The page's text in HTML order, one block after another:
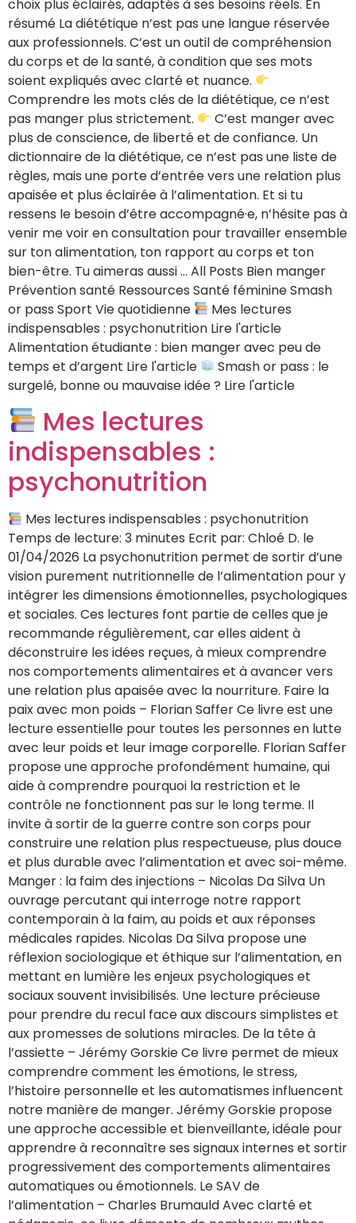
choix plus éclairés, adaptés à ses besoins réels. En
résumé La diététique n’est pas une langue réservée
aux professionnels. C’est un outil de compréhension
du corps et de la santé, à condition que ses mots
soient expliqués avec clarté et nuance.
Comprendre les mots clés de la diététique, ce n’est
pas manger plus strictement.
C’est manger avec
plus de conscience, de liberté et de confiance. Un
dictionnaire de la diététique, ce n’est pas une liste de
règles, mais une porte d’entrée vers une relation plus
apaisée et plus éclairée à l’alimentation. Et si tu
ressens le besoin d’être accompagné·e, n’hésite pas à
venir me voir en consultation pour travailler ensemble
sur ton alimentation, ton rapport au corps et ton
bien-être. Tu aimeras aussi … All Posts Bien manger
Prévention santé Ressources Santé féminine Smash
or pass Sport Vie quotidienne
Mes lectures
indispensables : psychonutrition Lire l'article
Alimentation étudiante : bien manger avec peu de
temps et d’argent Lire l'article
Smash or pass : le
surgelé, bonne ou mauvaise idée ? Lire l'article
Mes lectures
indispensables :
psychonutrition
Mes lectures indispensables : psychonutrition
Temps de lecture: 3 minutes Ecrit par: Chloé D. le
01/04/2026 La psychonutrition permet de sortir d’une
vision purement nutritionnelle de l’alimentation pour y
intégrer les dimensions émotionnelles, psychologiques
et sociales. Ces lectures font partie de celles que je
recommande régulièrement, car elles aident à
déconstruire les idées reçues, à mieux comprendre
nos comportements alimentaires et à avancer vers
une relation plus apaisée avec la nourriture. Faire la
paix avec mon poids – Florian Saffer Ce livre est une
lecture essentielle pour toutes les personnes en lutte
avec leur poids et leur image corporelle. Florian Saffer
propose une approche profondément humaine, qui
aide à comprendre pourquoi la restriction et le
contrôle ne fonctionnent pas sur le long terme. Il
invite à sortir de la guerre contre son corps pour
construire une relation plus respectueuse, plus douce
et plus durable avec l’alimentation et avec soi-même.
Manger : la faim des injections – Nicolas Da Silva Un
ouvrage percutant qui interroge notre rapport
contemporain à la faim, au poids et aux réponses
médicales rapides. Nicolas Da Silva propose une
réflexion sociologique et éthique sur l’alimentation, en
mettant en lumière les enjeux psychologiques et
sociaux souvent invisibilisés. Une lecture précieuse
pour prendre du recul face aux discours simplistes et
aux promesses de solutions miracles. De la tête à
l’assiette – Jérémy Gorskie Ce livre permet de mieux
comprendre comment les émotions, le stress,
l’histoire personnelle et les automatismes influencent
notre manière de manger. Jérémy Gorskie propose
une approche accessible et bienveillante, idéale pour
apprendre à reconnaître ses signaux internes et sortir
progressivement des comportements alimentaires
automatiques ou émotionnels. Le SAV de
l’alimentation – Charles Brumauld Avec clarté et